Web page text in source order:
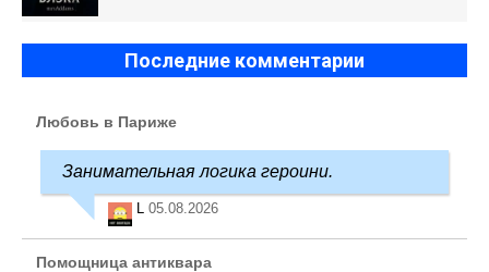
Последние комментарии
Любовь в Париже
Занимательная логика героини.
05.08.2026
Помощница антиквара